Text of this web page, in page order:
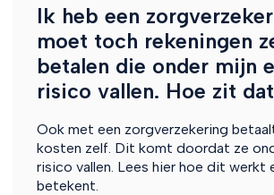
Ik heb een
moet toch rekeningen
betalen die onder mijn
risico vallen. Hoe zit
Ook met een zorgverzekering
kosten zelf. Dit komt doordat ze
risico vallen. Lees hier hoe dit werkt
betekent.